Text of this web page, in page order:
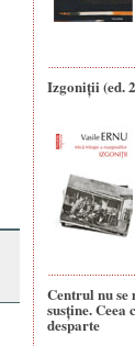
Izgoniții (ed.
Centrul nu se
susține. Ceea
desparte